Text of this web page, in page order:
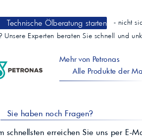
Technische Ölberatung starten
- nicht
Unsere Experten beraten Sie schnell und
Mehr von Petronas
Alle Produkte der
Sie haben noch Fragen?
schnellsten erreichen Sie uns per E-